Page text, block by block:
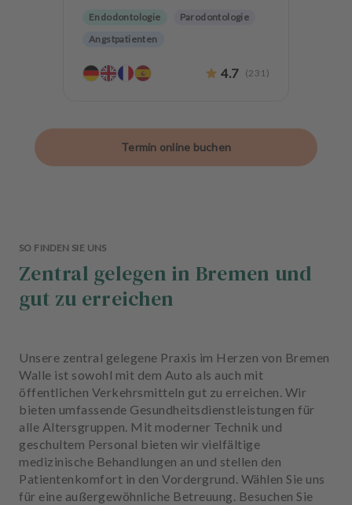
Endodontologie
Parodontologie
Angstpatienten
4.7 (231 )
Termin online buchen
SO FINDEN SIE UNS
Zentral gelegen in Bremen und
gut zu erreichen
Unsere zentral gelegene Praxis im Herzen von Bremen
Walle ist sowohl mit dem Auto als auch mit
öffentlichen Verkehrsmitteln gut zu erreichen. Wir
bieten umfassende Gesundheitsdienstleistungen für
alle Altersgruppen. Mit moderner Technik und
geschultem Personal bieten wir vielfältige
medizinische Behandlungen an und stellen den
Patientenkomfort in den Vordergrund. Wählen Sie uns
für eine außergewöhnliche Betreuung. Besuchen Sie